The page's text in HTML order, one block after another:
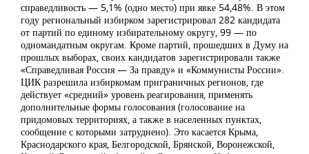
справедливость — 5,1% (одно место) при явке 54,48%. В этом
году региональный избирком зарегистрировал 282 кандидата
от партий по единому избирательному округу, 99 — по
одномандатным округам. Кроме партий, прошедших в Думу на
прошлых выборах, своих кандидатов зарегистрировали также
«Справедливая Россия — За правду» и «Коммунисты России».
ЦИК разрешила избиркомам приграничных регионов, где
действует «средний» уровень реагирования, применять
дополнительные формы голосования (голосование на
придомовых территориях, а также в населенных пунктах,
сообщение с которыми затруднено). Это касается Крыма,
Краснодарского края, Белгородской, Брянской, Воронежской,